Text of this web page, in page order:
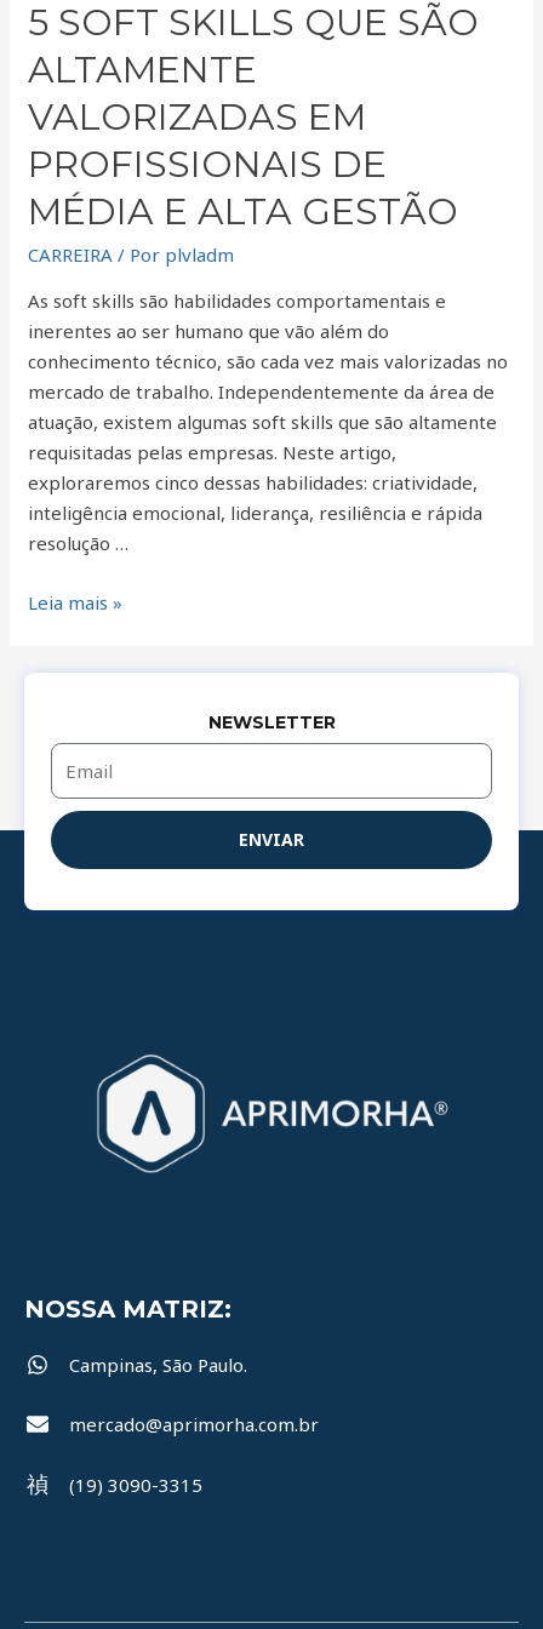
5 SOFT SKILLS QUE SÃO
ALTAMENTE
VALORIZADAS EM
PROFISSIONAIS DE
MÉDIA E ALTA GESTÃO
CARREIRA / Por plvladm
As soft skills são habilidades comportamentais e
inerentes ao ser humano que vão além do
conhecimento técnico, são cada vez mais valorizadas no
mercado de trabalho. Independentemente da área de
atuação, existem algumas soft skills que são altamente
requisitadas pelas empresas. Neste artigo,
exploraremos cinco dessas habilidades: criatividade,
inteligência emocional, liderança, resiliência e rápida
resolução …
Leia mais »
NEWSLETTER
Email
ENVIAR
NOSSA MATRIZ:
Campinas, São Paulo.
mercado@aprimorha.com.br
(19) 3090-3315